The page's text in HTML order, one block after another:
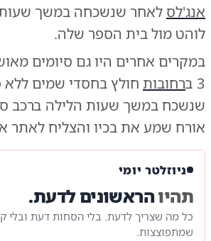
אנג'לס לאחר שנשכחה במשך שעות
לוהט מול בית הספר שלה.
במקרים אחרים היו גם סיומים
3 ב רחובות חולץ בחסדי שמים ללא
שנשכח במשך שעות הלילה ברכב
אורח שמע את בכיו והצליח לאתר
ניוזלטר יומי
תהיוהראשונים לדעת.
כל מה שצריך לדעת. בלי הסחות דעת ובלי
שמתפוצצות.